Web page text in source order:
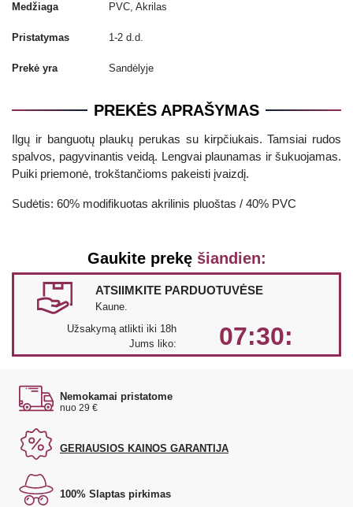
Medžiaga PVC, Akrilas
Pristatymas 1-2 d.d.
Prekė yra Sandėlyje
PREKĖS APRAŠYMAS
Ilgų ir banguotų plaukų perukas su kirpčiukais. Tamsiai rudos
spalvos, pagyvinantis veidą. Lengvai plaunamas ir šukuojamas.
Puiki priemonė, trokštančioms pakeisti įvaizdį.
Sudėtis: 60% modifikuotas akrilinis pluoštas / 40% PVC
Gaukite prekę šiandien:
ATSIIMKITE PARDUOTUVĖSE
Kaune.
Užsakymą atlikti iki 18h
Jums liko:
07:30:
Nemokamai pristatome
nuo 29 €
GERIAUSIOS KAINOS GARANTIJA
100% Slaptas pirkimas